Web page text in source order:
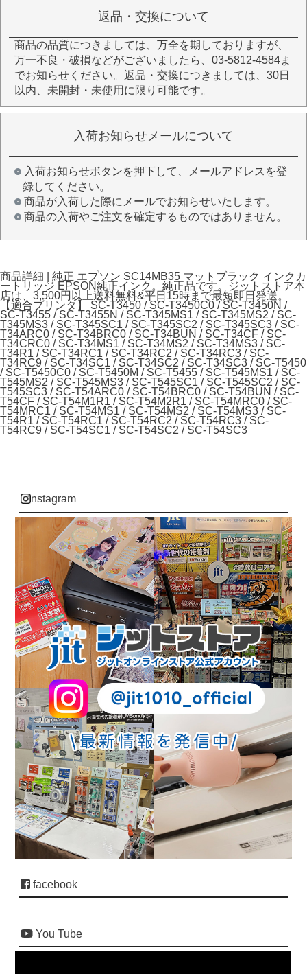
返品・交換について
商品の品質につきましては、万全を期しておりますが、
万一不良・破損などがございましたら、03-5812-4584ま
でお知らせください。返品・交換につきましては、30日
以内、未開封・未使用に限り可能です。
入荷お知らせメールについて
入荷お知らせボタンを押下して、メールアドレスを登
録してください。
商品が入荷した際にメールでお知らせいたします。
商品の入荷やご注文を確定するものではありません。
商品詳細 | 純正 エプソン SC14MB35 マットブラック インクカ
ートリッジ EPSON純正インク。純正品です。ジットストア本
店は、3,500円以上送料無料&平日15時まで最短即日発送。
【適合プリンタ】 SC-T3450 / SC-T3450C0 / SC-T3450N /
SC-T3455 / SC-T3455N / SC-T345MS1 / SC-T345MS2 / SC-
T345MS3 / SC-T345SC1 / SC-T345SC2 / SC-T345SC3 / SC-
T34ARC0 / SC-T34BRC0 / SC-T34BUN / SC-T34CF / SC-
T34CRC0 / SC-T34MS1 / SC-T34MS2 / SC-T34MS3 / SC-
T34R1 / SC-T34RC1 / SC-T34RC2 / SC-T34RC3 / SC-
T34RC9 / SC-T34SC1 / SC-T34SC2 / SC-T34SC3 / SC-T5450
/ SC-T5450C0 / SC-T5450M / SC-T5455 / SC-T545MS1 / SC-
T545MS2 / SC-T545MS3 / SC-T545SC1 / SC-T545SC2 / SC-
T545SC3 / SC-T54ARC0 / SC-T54BRC0 / SC-T54BUN / SC-
T54CF / SC-T54M1R1 / SC-T54M2R1 / SC-T54MRC0 / SC-
T54MRC1 / SC-T54MS1 / SC-T54MS2 / SC-T54MS3 / SC-
T54R1 / SC-T54RC1 / SC-T54RC2 / SC-T54RC3 / SC-
T54RC9 / SC-T54SC1 / SC-T54SC2 / SC-T54SC3
instagram
facebook
You Tube